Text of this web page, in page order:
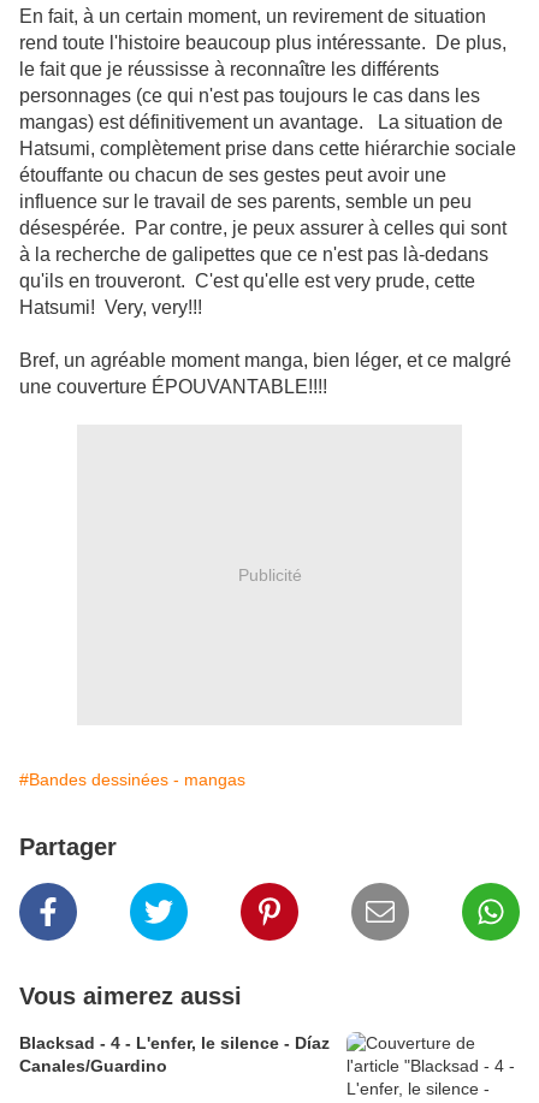
En fait, à un certain moment, un revirement de situation
rend toute l'histoire beaucoup plus intéressante. De plus,
le fait que je réussisse à reconnaître les différents
personnages (ce qui n'est pas toujours le cas dans les
mangas) est définitivement un avantage. La situation de
Hatsumi, complètement prise dans cette hiérarchie sociale
étouffante ou chacun de ses gestes peut avoir une
influence sur le travail de ses parents, semble un peu
désespérée. Par contre, je peux assurer à celles qui sont
à la recherche de galipettes que ce n'est pas là-dedans
qu'ils en trouveront. C'est qu'elle est very prude, cette
Hatsumi! Very, very!!!
Bref, un agréable moment manga, bien léger, et ce malgré
une couverture ÉPOUVANTABLE!!!!
Publicité
#Bandes dessinées - mangas
Partager
Vous aimerez aussi
Blacksad - 4 - L'enfer, le silence - Díaz
Canales/Guardino